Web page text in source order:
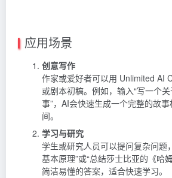
应用场景
创意写作
作家或爱好者可以用 Unlimited AI
或剧本初稿。例如，输入“写一个
事”，AI会快速生成一个完整的故
间。
学习与研究
学生或研究人员可以提问复杂问题
基本原理”或“总结莎士比亚的《哈
简洁易懂的答案，适合快速学习。